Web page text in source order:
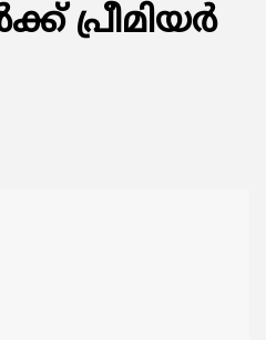
പ്രീമിയര്‍